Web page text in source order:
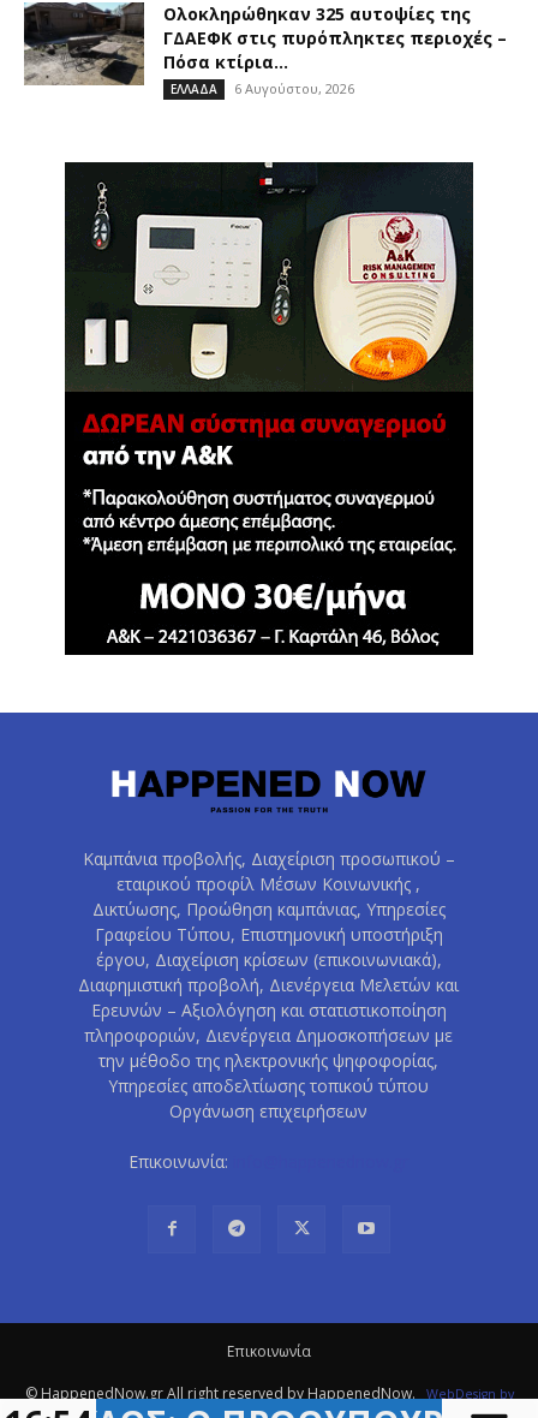
Ολοκληρώθηκαν 325 αυτοψίες της
ΓΔΑΕΦΚ στις πυρόπληκτες περιοχές –
Πόσα κτίρια...
ΕΛΛΑΔΑ 6 Αυγούστου, 2026
Καμπάνια προβολής, Διαχείριση προσωπικού –
εταιρικού προφίλ Μέσων Κοινωνικής ,
Δικτύωσης, Προώθηση καμπάνιας, Υπηρεσίες
Γραφείου Τύπου, Επιστημονική υποστήριξη
έργου, Διαχείριση κρίσεων (επικοινωνιακά),
Διαφημιστική προβολή, Διενέργεια Μελετών και
Ερευνών – Αξιολόγηση και στατιστικοποίηση
πληροφοριών, Διενέργεια Δημοσκοπήσεων με
την μέθοδο της ηλεκτρονικής ψηφοφορίας,
Υπηρεσίες αποδελτίωσης τοπικού τύπου
Οργάνωση επιχειρήσεων
Επικοινωνία:
Eπικοινωνία
© HappenedNow.gr All right reserved by HappenedNow. WebDesign by